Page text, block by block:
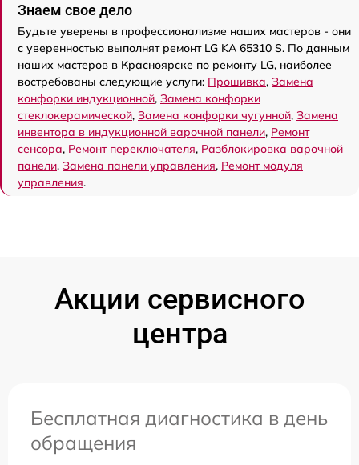
Знаем свое дело
Будьте уверены в профессионализме наших мастеров - они
с уверенностью выполнят ремонт LG KA 65310 S. По данным
наших мастеров в Красноярске по ремонту LG, наиболее
востребованы следующие услуги: Прошивка, Замена
конфорки индукционной, Замена конфорки
стеклокерамической, Замена конфорки чугунной, Замена
инвентора в индукционной варочной панели, Ремонт
сенсора, Ремонт переключателя, Разблокировка варочной
панели, Замена панели управления, Ремонт модуля
управления.
Акции сервисного
центра
Бесплатная диагностика в день
обращения